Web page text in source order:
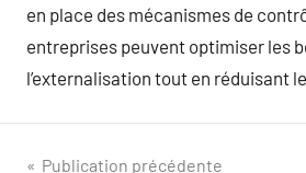
en place des mécanismes de
entreprises peuvent optimiser les
l’externalisation tout en réduisant
Publication précédente